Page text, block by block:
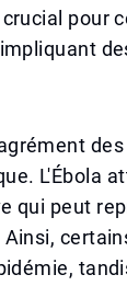
pour
L'Ébola
qui peut